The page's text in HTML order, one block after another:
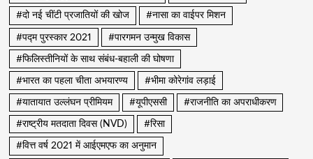
#दो नई चींटी प्रजातियों की खोज #नासा का वाईपर मिशन
#पद्म पुरस्कार 2021 #पारगमन उन्मुख विकास
#फिलिस्तीनियों के साथ संबंध-बहाली की घोषणा
#भारत का पहला चीता अभयारण्य #भीमा कोरेगांव लड़ाई
#यातायात उल्लंघन प्रीमियम #यूपीएससी #राजनीति का अपराधीकरण
#राष्ट्रीय मतदाता दिवस (NVD) #रिसा
#वित्त वर्ष 2021 में आईएमएफ का अनुमान